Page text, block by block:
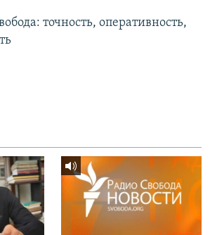
точность, оперативность,